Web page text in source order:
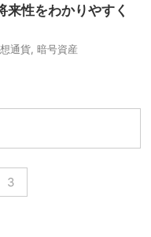
来性をわかりやすく
通貨 暗号資産
3